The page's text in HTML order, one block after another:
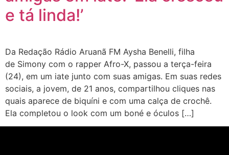
e tá linda!’
Da Redação Rádio Aruanã FM Aysha Benelli, filha
de Simony com o rapper Afro-X, passou a terça-feira
(24), em um iate junto com suas amigas. Em suas redes
sociais, a jovem, de 21 anos, compartilhou cliques nas
quais aparece de biquíni e com uma calça de crochê.
Ela completou o look com um boné e óculos […]